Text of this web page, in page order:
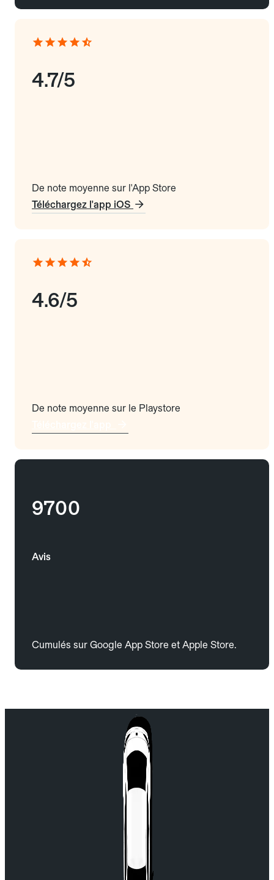
4.7/5
De note moyenne sur l'App Store
Téléchargez l'app iOS
4.6/5
De note moyenne sur le Playstore
9700
Avis
Cumulés sur Google App Store et Apple Store.